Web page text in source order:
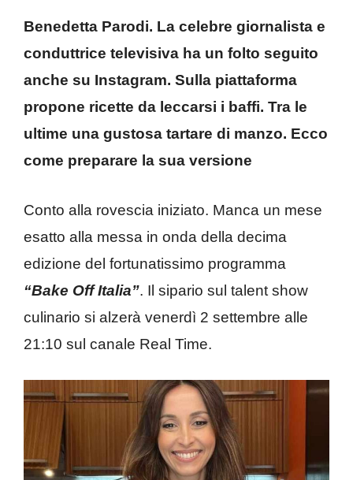
Benedetta Parodi. La celebre giornalista e
conduttrice televisiva ha un folto seguito
anche su Instagram. Sulla piattaforma
propone ricette da leccarsi i baffi. Tra le
ultime una gustosa tartare di manzo. Ecco
come preparare la sua versione
Conto alla rovescia iniziato. Manca un mese
esatto alla messa in onda della decima
edizione del fortunatissimo programma
“Bake Off Italia”. Il sipario sul talent show
culinario si alzerà venerdì 2 settembre alle
21:10 sul canale Real Time.